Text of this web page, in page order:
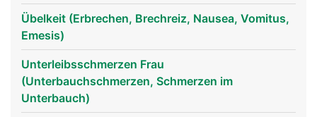
Übelkeit (Erbrechen, Brechreiz, Nausea, Vomitus,
Emesis)
Unterleibsschmerzen Frau
(Unterbauchschmerzen, Schmerzen im
Unterbauch)